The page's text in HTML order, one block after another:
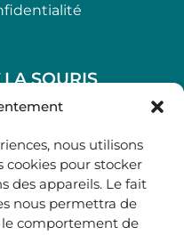
nous utilisons
cookies pour stocker
des appareils. Le fait
nous permettra de
comportement de
SOURIS
LANGON
18